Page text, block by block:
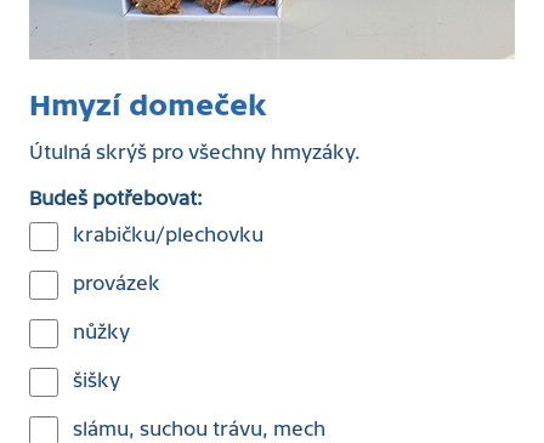
Hmyzí domeček
Útulná skrýš pro všechny hmyzáky.
Budeš potřebovat:
krabičku/plechovku
provázek
nůžky
šišky
slámu, suchou trávu, mech